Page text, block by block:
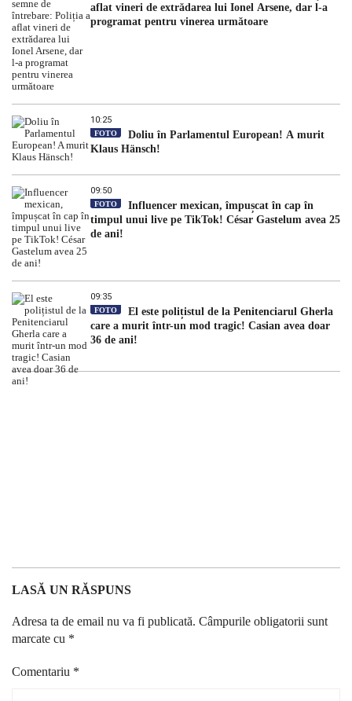
aflat vineri de extrădarea lui Ionel Arsene, dar l-a
programat pentru vinerea următoare
10:25
FOTO
Doliu în Parlamentul European! A murit
Klaus Hänsch!
09:50
FOTO
Influencer mexican, împușcat în cap în
timpul unui live pe TikTok! César Gastelum avea 25
de ani!
09:35
FOTO
El este polițistul de la Penitenciarul Gherla
care a murit într-un mod tragic! Casian avea doar
36 de ani!
LASĂ UN RĂSPUNS
Adresa ta de email nu va fi publicată. Câmpurile obligatorii sunt
marcate cu *
Comentariu *